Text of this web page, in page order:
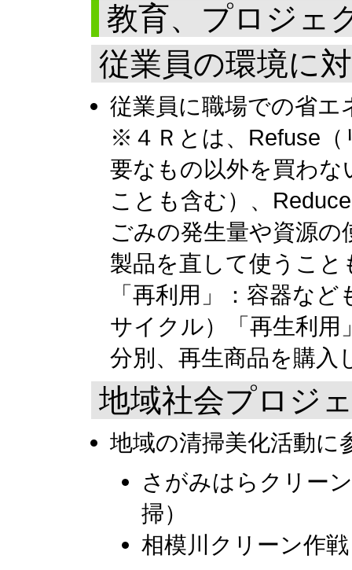
教育、プロジェ
従業員の環境に
従業員に職場での省エ
※４Ｒとは、Refuse（
要なもの以外を買わ
ことも含む）、
ごみの発生量や資源
製品を直して使うこ
「再利用」：容器な
サイクル）「再生利
分別、再生商品を購入
地域社会プロジ
地域の清掃美化活動に
さがみはらクリー
掃）
相模川クリーン作戦